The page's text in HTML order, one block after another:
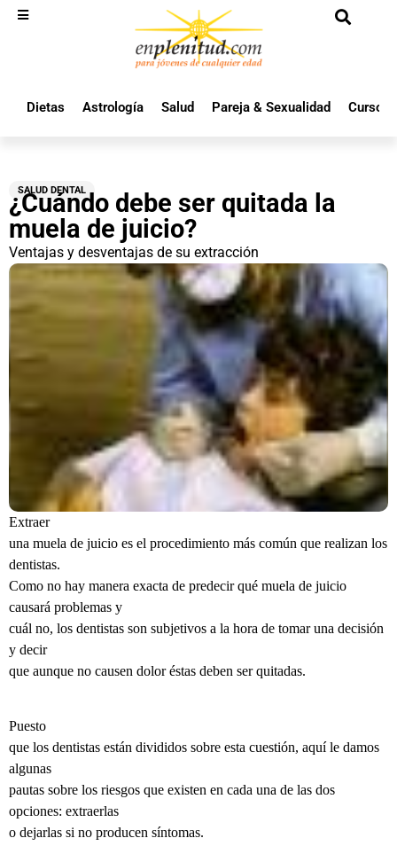
Dietas Astrología Salud Pareja & Sexualidad Cursos
SALUD DENTAL
¿Cuándo debe ser quitada la
muela de juicio?
Ventajas y desventajas de su extracción
Extraer
una muela de juicio es el procedimiento más común que realizan los
dentistas.
Como no hay manera exacta de predecir qué muela de juicio
causará problemas y
cuál no, los dentistas son subjetivos a la hora de tomar una decisión
y decir
que aunque no causen dolor éstas deben ser quitadas.
Puesto
que los dentistas están divididos sobre esta cuestión, aquí le damos
algunas
pautas sobre los riesgos que existen en cada una de las dos
opciones: extraerlas
o dejarlas si no producen síntomas.